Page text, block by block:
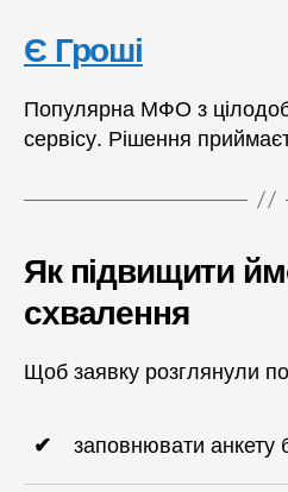
Є Гроші
Популярна МФО з
сервісу. Рішення
Як підвищити
схвалення
Щоб заявку розглянули
заповнювати анкету